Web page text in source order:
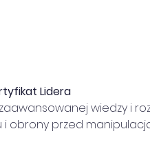
Lidera
wiedzy i
i obrony przed